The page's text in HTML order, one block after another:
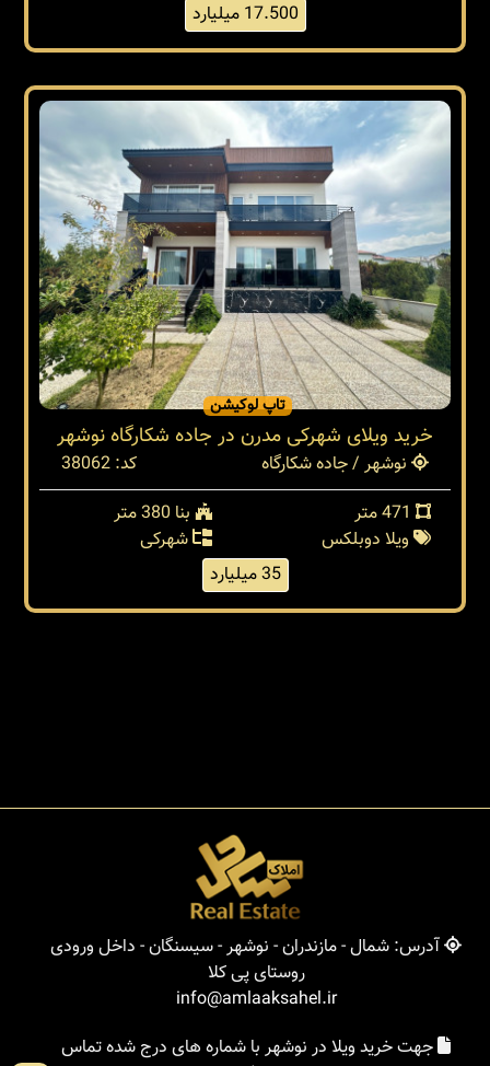
17.500 میلیارد
تاپ لوکیشن
خرید ویلای شهرکی مدرن در جاده شکارگاه نوشهر
نوشهر / جاده شکارگاه
کد: 38062
بنا 380 متر
ویلا دوبلکس
شهرکی
35 میلیارد
آدرس: شمال - مازندران - نوشهر - سیسنگان - داخل ورودی
روستای پی کلا
info@amlaaksahel.ir
جهت خرید ویلا در نوشهر با شماره های درج شده تماس